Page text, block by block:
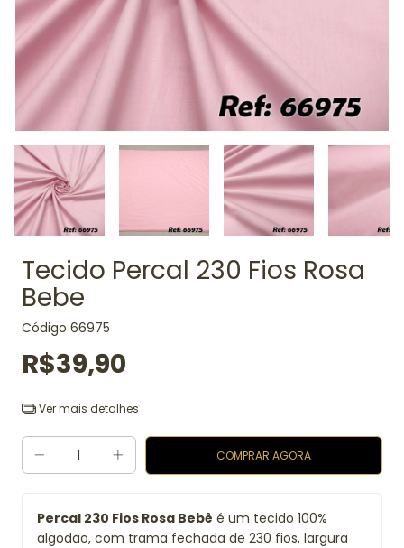
Tecido Percal 230 Fios Rosa
Bebe
Código 66975
R$39,90
Ver mais detalhes
Percal 230 Fios Rosa Bebê é um tecido 100%
algodão, com trama fechada de 230 fios, largura